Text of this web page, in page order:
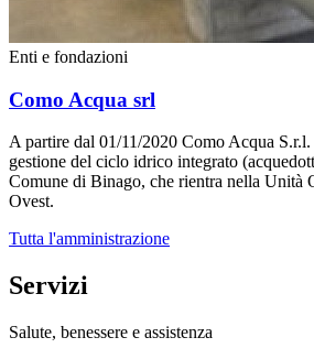
Enti e fondazioni
Como Acqua srl
A partire dal 01/11/2020 Como Acqua S.r.l.
gestione del ciclo idrico integrato
Comune di Binago, che rientra nella Unità
Ovest.
Tutta l'amministrazione
Servizi
Salute, benessere e assistenza